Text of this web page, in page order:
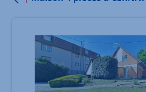
Élément 1 sur 10